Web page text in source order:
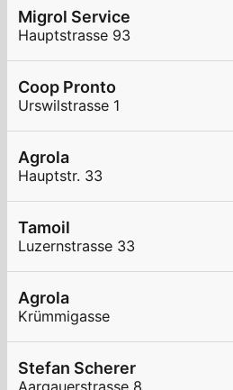
Migrol Service
Hauptstrasse 93
Coop Pronto
Urswilstrasse 1
Agrola
Hauptstr. 33
Tamoil
Luzernstrasse 33
Agrola
Krümmigasse
Stefan Scherer